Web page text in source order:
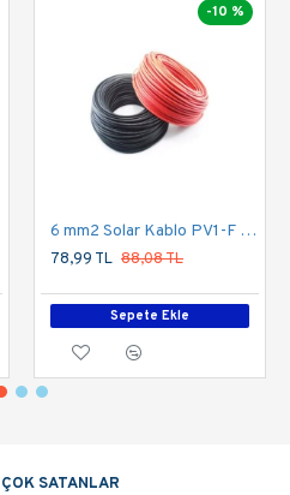
-10 %
6 mm2 Solar Kablo PV1-F Siyah
78,99 TL 88,08 TL
Sepete Ekle
ÇOK SATANLAR